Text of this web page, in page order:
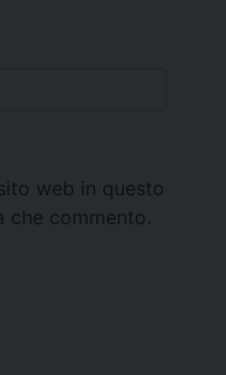
web in questo
commento.